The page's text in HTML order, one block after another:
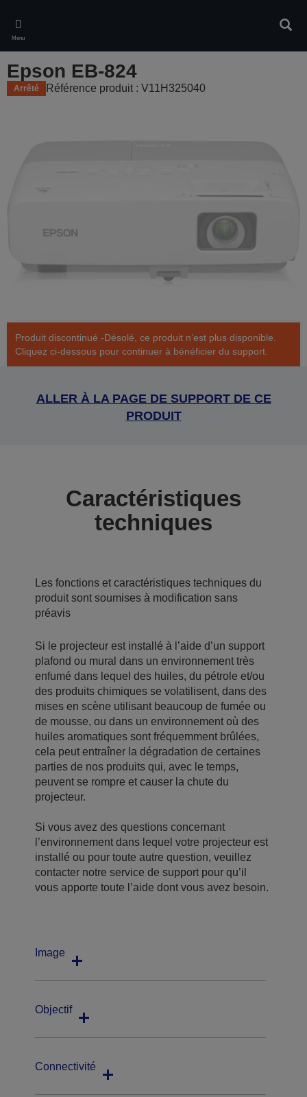
main
content
Menu
Epson EB-824
Arrêté Référence produit : V11H325040
Produit discontinué -Désolé, ce produit n’est plus disponible.
Cliquez ci-dessous pour continuer à bénéficier du support.
ALLER À LA PAGE DE SUPPORT DE CE
PRODUIT
Caractéristiques
techniques
Les fonctions et caractéristiques techniques du
produit sont soumises à modification sans
préavis
Si le projecteur est installé à l’aide d’un support
plafond ou mural dans un environnement très
enfumé dans lequel des huiles, du pétrole et/ou
des produits chimiques se volatilisent, dans des
mises en scène utilisant beaucoup de fumée ou
de mousse, ou dans un environnement où des
huiles aromatiques sont fréquemment brûlées,
cela peut entraîner la dégradation de certaines
parties de nos produits qui, avec le temps,
peuvent se rompre et causer la chute du
projecteur.
Si vous avez des questions concernant
l’environnement dans lequel votre projecteur est
installé ou pour toute autre question, veuillez
contacter notre service de support pour qu’il
vous apporte toute l’aide dont vous avez besoin.
Image
Objectif
Connectivité